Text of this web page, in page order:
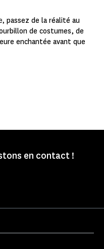
passez de la réalité au
de costumes, de
enchantée avant que
en contact !